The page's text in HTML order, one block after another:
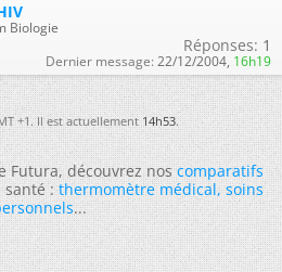
Biologie
Réponses: 1
Dernier message: 22/12/2004, 16h19
+1. Il est actuellement14h53.
Futura, découvrez noscomparatifs
santé :thermomètre médical,soins
...